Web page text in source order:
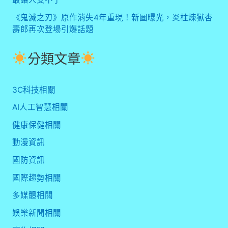
《鬼滅之刃》原作消失4年重現！新圖曝光，炎柱煉獄杏
壽郎再次登場引爆話題
分類文章
3C科技相關
AI人工智慧相關
健康保健相關
動漫資訊
國防資訊
國際趨勢相關
多媒體相關
娛樂新聞相關